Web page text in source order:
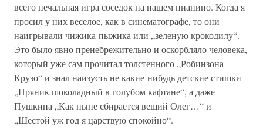
всего печальная игра соседок на нашем пианино. Когда я
просил у них веселое, как в синематографе, то они
наигрывали чижика-пыжика или „зеленую крокодилу“.
Это было явно пренебрежительно и оскорбляло человека,
который уже сам прочитал толстенного „Робинзона
Крузо“ и знал наизусть не какие-нибудь детские стишки
„Пряник шоколадный в голубом кафтане“, а даже
Пушкина „Как ныне сбирается вещий Олег…“ и
„Шестой уж год я царствую спокойно“.